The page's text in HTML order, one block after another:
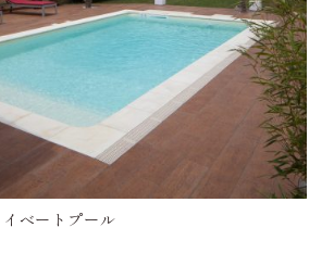
ベートプール